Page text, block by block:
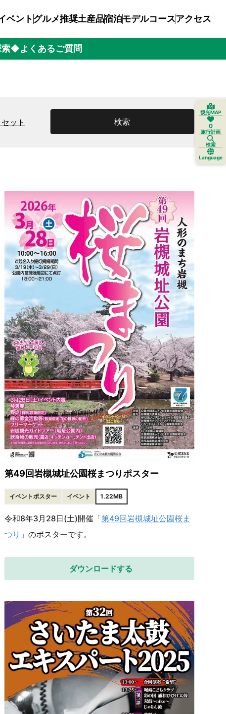
ベントグルメ推奨土産品宿泊モデルコースアクセス
◆よくあるご質問
セット 検索
第49回岩槻城址公園桜まつりポスター
イベントポスター イベント 1.22MB
令和8年3月28日(土)開催「第49回岩槻城址公園桜ま
つり 」のポスターです。
ダウンロードする
観光MAP
0
旅行計画
検索
Language